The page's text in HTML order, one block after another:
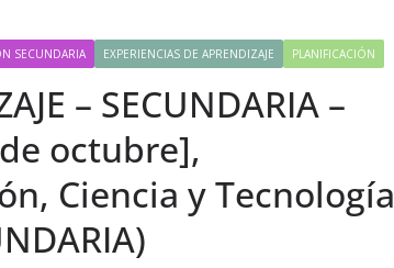
SECUNDARIA EXPERIENCIAS DE APRENDIZAJE PLANIFICACIÓN
– SECUNDARIA –
octubre],
Ciencia y Tecnología